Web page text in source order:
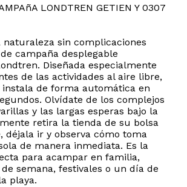
LONDTREN GETIEN Y 0307
naturaleza sin complicaciones
campaña desplegable
Diseñada especialmente
de las actividades al aire libre,
instala de forma automática en
Olvídate de los complejos
y las largas esperas bajo la
retira la tienda de su bolsa
déjala ir y observa cómo toma
de manera inmediata. Es la
para acampar en familia,
semana, festivales o un día de
playa.